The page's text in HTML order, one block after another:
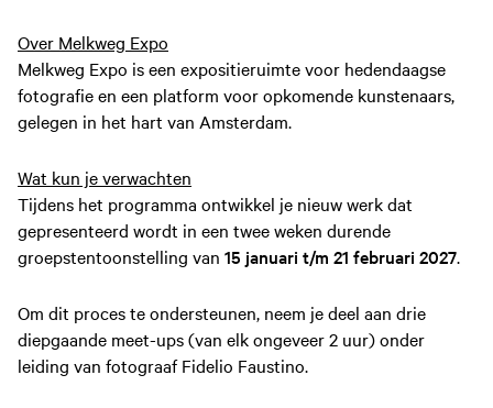
Over Melkweg Expo
Melkweg Expo is een expositieruimte voor hedendaagse
fotografie en een platform voor opkomende kunstenaars,
gelegen in het hart van Amsterdam.
Wat kun je verwachten
Tijdens het programma ontwikkel je nieuw werk dat
gepresenteerd wordt in een twee weken durende
groepstentoonstelling van 15 januari t/m 21 februari 2027.
Om dit proces te ondersteunen, neem je deel aan drie
diepgaande meet-ups (van elk ongeveer 2 uur) onder
leiding van fotograaf Fidelio Faustino.